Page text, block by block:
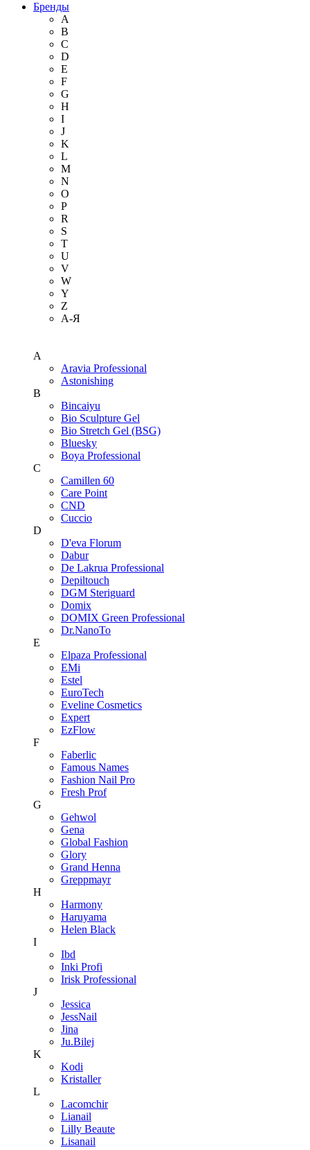
Бренды
A
B
C
D
E
F
G
H
I
J
K
L
M
N
O
P
R
S
T
U
V
W
Y
Z
А-Я
A
Aravia Professional
Astonishing
B
Bincaiyu
Bio Sculpture Gel
Bio Stretch Gel (BSG)
Bluesky
Boya Professional
C
Camillen 60
Care Point
CND
Cuccio
D
D'eva Florum
Dabur
De Lakrua Professional
Depiltouch
DGM Steriguard
Domix
DOMIX Green Professional
Dr.NanoTo
E
Elpaza Professional
EMi
Estel
EuroTech
Eveline Cosmetics
Expert
EzFlow
F
Faberlic
Famous Names
Fashion Nail Pro
Fresh Prof
G
Gehwol
Gena
Global Fashion
Glory
Grand Henna
Greppmayr
H
Harmony
Haruyama
Helen Black
I
Ibd
Inki Profi
Irisk Professional
J
Jessica
JessNail
Jina
Ju.Bilej
K
Kodi
Kristaller
L
Lacomchir
Lianail
Lilly Beaute
Lisanail